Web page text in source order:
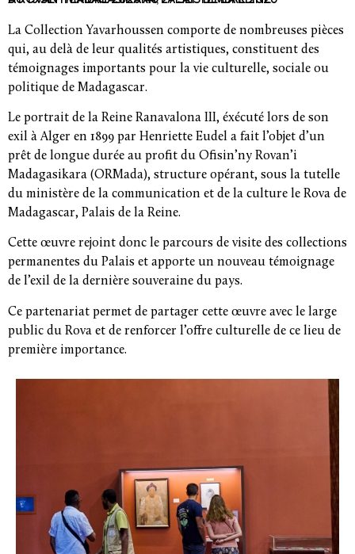
La Collection Yavarhoussen comporte de nombreuses pièces
qui, au delà de leur qualités artistiques, constituent des
témoignages importants pour la vie culturelle, sociale ou
politique de Madagascar.
Le portrait de la Reine Ranavalona III, éxécuté lors de son
exil à Alger en 1899 par Henriette Eudel a fait l’objet d’un
prêt de longue durée au profit du Ofisin’ny Rovan’i
Madagasikara (ORMada), structure opérant, sous la tutelle
du ministère de la communication et de la culture le Rova de
Madagascar, Palais de la Reine.
Cette œuvre rejoint donc le parcours de visite des collections
permanentes du Palais et apporte un nouveau témoignage
de l’exil de la dernière souveraine du pays.
Ce partenariat permet de partager cette œuvre avec le large
public du Rova et de renforcer l’offre culturelle de ce lieu de
première importance.